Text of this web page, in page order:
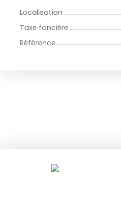
Localisation
Taxe foncière
Référence